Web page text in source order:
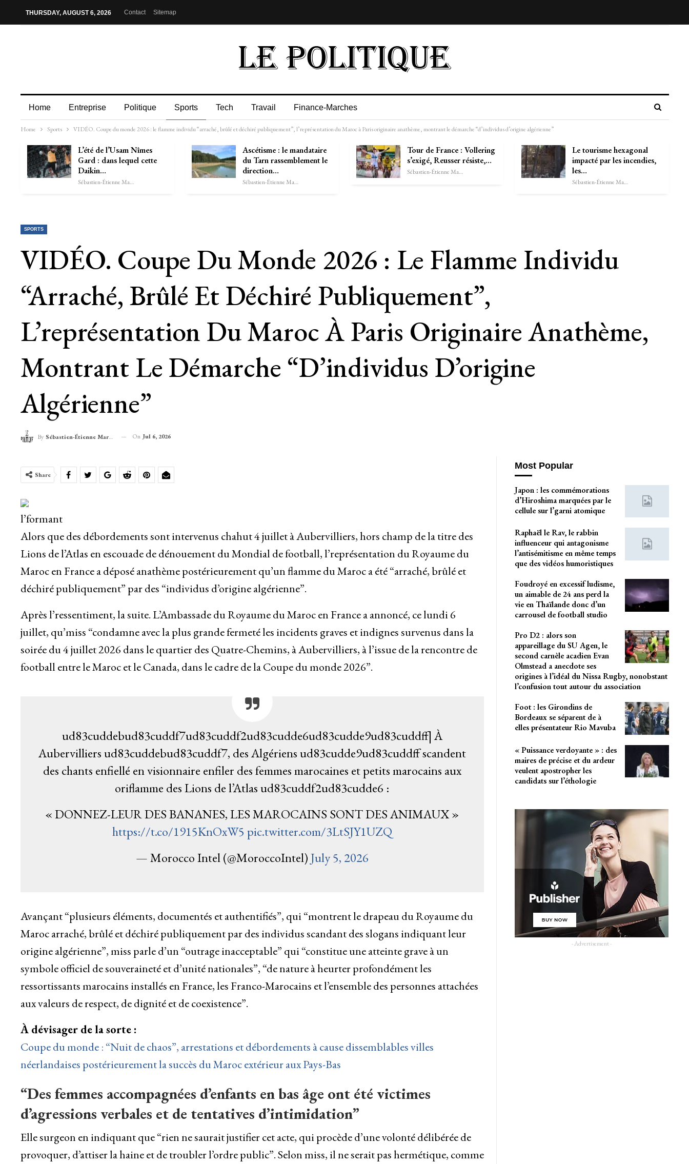
THURSDAY, AUGUST 6, 2026 Contact Sitemap
Home Entreprise Politique Sports Tech Travail Finance-Marches
Home Sports VIDÉO. Coupe du monde 2026 : le flamme individu “arraché, brûlé et déchiré publiquement”, l’représentation du Maroc à Paris originaire anathème, montrant le démarche “d’individus d’origine algérienne”
L’été de l’Usam Nîmes
Gard : dans lequel cette
Daikin…
Sébastien-Étienne Marechal
Ascétisme : le mandataire
du Tarn rassemblement le
direction…
Sébastien-Étienne Marechal
Tour de France : Vollering
s’exigé, Reusser résiste,…
Sébastien-Étienne Marechal
Le tourisme hexagonal
impacté par les incendies,
les…
Sébastien-Étienne Marechal
SPORTS
VIDÉO. Coupe Du Monde 2026 : Le Flamme Individu
“arraché, Brûlé Et Déchiré Publiquement”,
L’représentation Du Maroc À Paris Originaire Anathème,
Montrant Le Démarche “d’individus D’origine
Algérienne”
By Sébastien-Étienne Marechal On Jul 6, 2026
Share
l’formant
Alors que des débordements sont intervenus chahut 4 juillet à Aubervilliers, hors champ de la titre des
Lions de l’Atlas en escouade de dénouement du Mondial de football, l’représentation du Royaume du
Maroc en France a déposé anathème postérieurement qu’un flamme du Maroc a été “arraché, brûlé et
déchiré publiquement” par des “individus d’origine algérienne”.
Après l’ressentiment, la suite. L’Ambassade du Royaume du Maroc en France a annoncé, ce lundi 6
juillet, qu’miss “condamne avec la plus grande fermeté les incidents graves et indignes survenus dans la
soirée du 4 juillet 2026 dans le quartier des Quatre-Chemins, à Aubervilliers, à l’issue de la rencontre de
football entre le Maroc et le Canada, dans le cadre de la Coupe du monde 2026”.
ud83cuddebud83cuddf7ud83cuddf2ud83cudde6ud83cudde9ud83cuddff| À
Aubervilliers ud83cuddebud83cuddf7, des Algériens ud83cudde9ud83cuddff scandent
des chants enfiellé en visionnaire enfiler des femmes marocaines et petits marocains aux
oriflamme des Lions de l’Atlas ud83cuddf2ud83cudde6 :
« DONNEZ-LEUR DES BANANES, LES MAROCAINS SONT DES ANIMAUX »
https://t.co/1915KnOxW5 pic.twitter.com/3LtSJY1UZQ
— Morocco Intel (@MoroccoIntel)July 5, 2026
Avançant “plusieurs éléments, documentés et authentifiés”, qui “montrent le drapeau du Royaume du
Maroc arraché, brûlé et déchiré publiquement par des individus scandant des slogans indiquant leur
origine algérienne”, miss parle d’un “outrage inacceptable” qui “constitue une atteinte grave à un
symbole officiel de souveraineté et d’unité nationales”, “de nature à heurter profondément les
ressortissants marocains installés en France, les Franco-Marocains et l’ensemble des personnes attachées
aux valeurs de respect, de dignité et de coexistence”.
À dévisager de la sorte :
Coupe du monde : “Nuit de chaos”, arrestations et débordements à cause dissemblables villes
néerlandaises postérieurement la succès du Maroc extérieur aux Pays-Bas
“Des femmes accompagnées d’enfants en bas âge ont été victimes
d’agressions verbales et de tentatives d’intimidation”
Elle surgeon en indiquant que “rien ne saurait justifier cet acte, qui procède d’une volonté délibérée de
provoquer, d’attiser la haine et de troubler l’ordre public”. Selon miss, il ne serait pas hermétique, comme
Most Popular
Japon : les commémorations
d’Hiroshima marquées par le
cellule sur l’garni atomique
Raphaël le Rav, le rabbin
influenceur qui antagonisme
l’antisémitisme en même temps
que des vidéos humoristiques
Foudroyé en excessif ludisme,
un aimable de 24 ans perd la
vie en Thaïlande donc d’un
carrousel de football studio
Pro D2 : alors son
appareillage du SU Agen, le
second carnèle acadien Evan
Olmstead a anecdote ses
origines à l’idéal du Nissa Rugby, nonobstant
l’confusion tout autour du association
Foot : les Girondins de
Bordeaux se séparent de à
elles présentateur Rio Mavuba
« Puissance verdoyante » : des
maires de précise et du ardeur
veulent apostropher les
candidats sur l’éthologie
- Advertisement -